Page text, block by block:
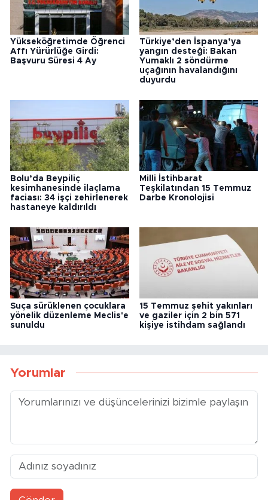
Yükseköğretimde Öğrenci
Affı Yürürlüğe Girdi:
Başvuru Süresi 4 Ay
Türkiye’den İspanya’ya
yangın desteği: Bakan
Yumaklı 2 söndürme
uçağının havalandığını
duyurdu
Bolu’da Beypiliç
kesimhanesinde ilaçlama
faciası: 34 işçi zehirlenerek
hastaneye kaldırıldı
Milli İstihbarat
Teşkilatından 15 Temmuz
Darbe Kronolojisi
Suça sürüklenen çocuklara
yönelik düzenleme Meclis'e
sunuldu
15 Temmuz şehit yakınları
ve gaziler için 2 bin 571
kişiye istihdam sağlandı
Yorumlar